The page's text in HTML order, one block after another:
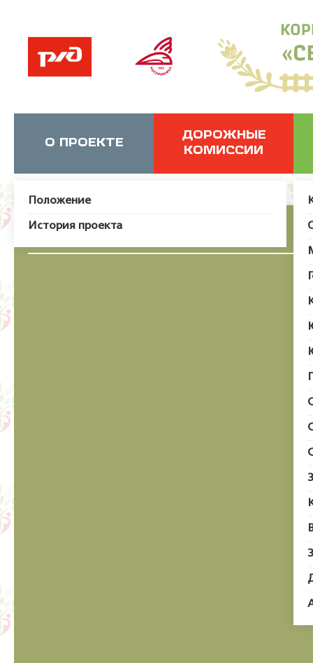
О ПРОЕКТЕ
Положение
История проекта
ДОРОЖНЫЕ
КОМИССИИ